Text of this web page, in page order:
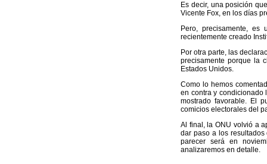
Es decir, una posición
Vicente Fox, en los días
Pero, precisamente,
recientemente creado
Por otra parte, las
precisamente porque la
Estados Unidos.
Como lo hemos
en contra y condicionado
mostrado favorable. El
comicios electorales del
Al final, la ONU volvió a
dar paso a los
parecer será en
analizaremos en detalle.